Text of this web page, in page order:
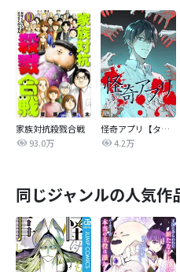
家族対抗殺戮合戦
93.0万
怪奇アプリ【タテヨミ】
4.2万
同じジャンルの人気作